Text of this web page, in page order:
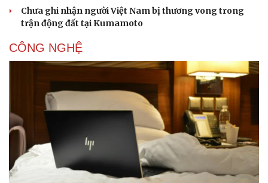
Chưa ghi nhận người Việt Nam bị thương vong trong
trận động đất tại Kumamoto
CÔNG NGHỆ